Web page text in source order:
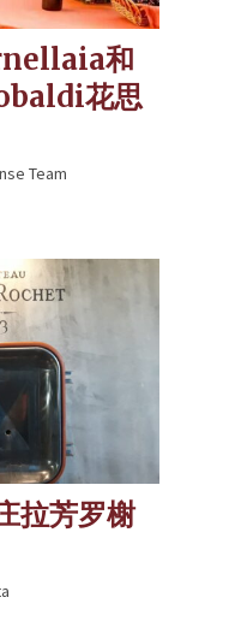
和
花思
Team
拉芳罗榭